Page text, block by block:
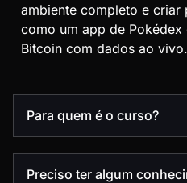
ambiente completo e criar
como um app de
Bitcoin com dados ao vivo.
Para quem é o curso?
Preciso ter algum